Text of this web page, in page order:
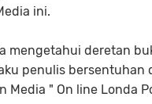
ini.
mengetahui deretan
penulis bersentuhan
" On line Londa